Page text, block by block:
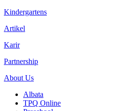
Kindergartens
Artikel
Karir
Partnership
About Us
Albata
TPQ Online